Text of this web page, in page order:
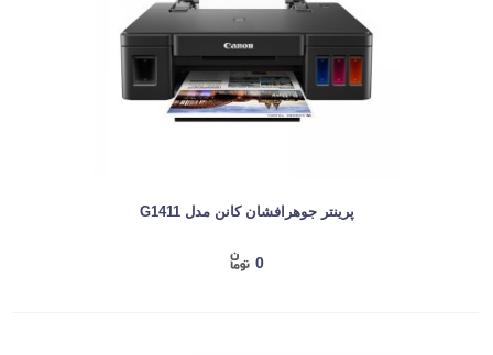
پرینتر جوهرافشان کانن مدل G1411
0